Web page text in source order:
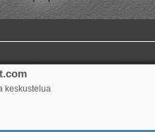
keskustelua